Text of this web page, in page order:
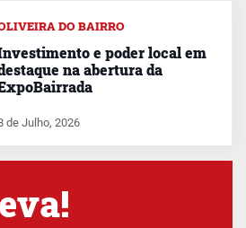
DO BAIRRO
e poder local em
na abertura da
de Julho, 2026